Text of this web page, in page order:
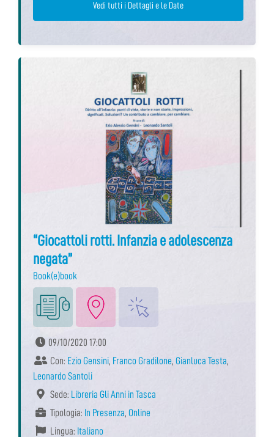
Vedi tutti i Dettagli e le Date
“Giocattoli rotti. Infanzia e adolescenza
negata”
Book(e)book
09/10/2020 17:00
Con: Ezio Gensini, Franco Gradilone, Gianluca Testa,
Leonardo Santoli
Sede: Libreria Gli Anni in Tasca
Tipologia: In Presenza, Online
Lingua: Italiano